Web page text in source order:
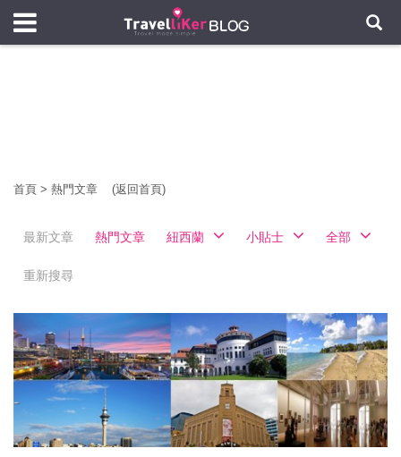
首頁 > 熱門文章 (返回首頁)
最新文章 熱門文章 紐西蘭 小貼士 全部
重新搜尋